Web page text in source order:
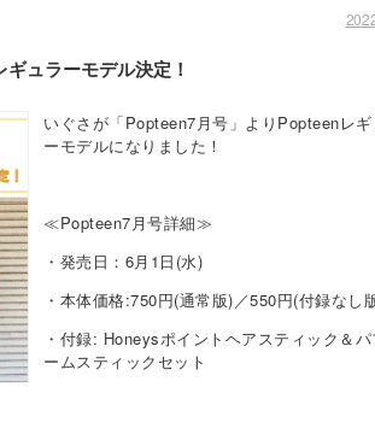
ュラーモデル決定！
いぐさが「Popteen7月号」よりPopteenレギ
ーモデルになりました！
≪Popteen7月号詳細≫
・発売日：6月1日(水)
・本体価格:750円(通常版)／550円(付録なし
・付録: Honeysポイントヘアスティック＆パ
ームスティックセット